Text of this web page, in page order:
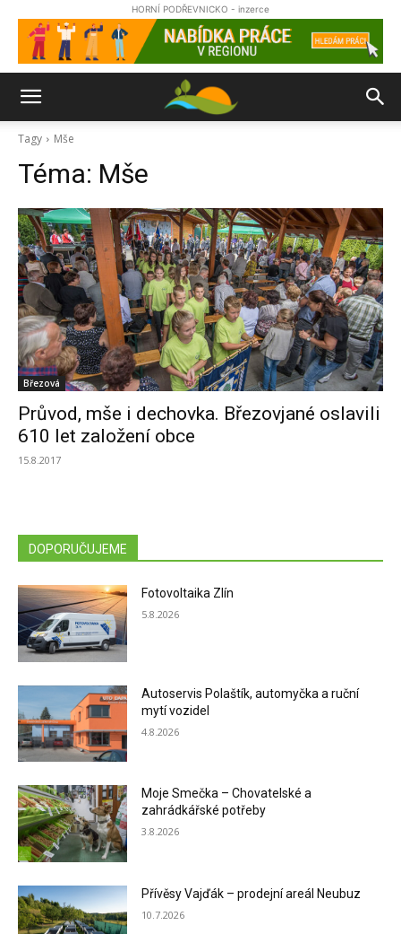
HORNÍ PODŘEVNICKO - inzerce
Tagy Mše
Téma: Mše
Březová
Průvod, mše i dechovka. Březovjané oslavili
610 let založení obce
15.8.2017
DOPORUČUJEME
Fotovoltaika Zlín
5.8.2026
Autoservis Polaštík, automyčka a ruční
mytí vozidel
4.8.2026
Moje Smečka – Chovatelské a
zahrádkářské potřeby
3.8.2026
Přívěsy Vajďák – prodejní areál Neubuz
10.7.2026